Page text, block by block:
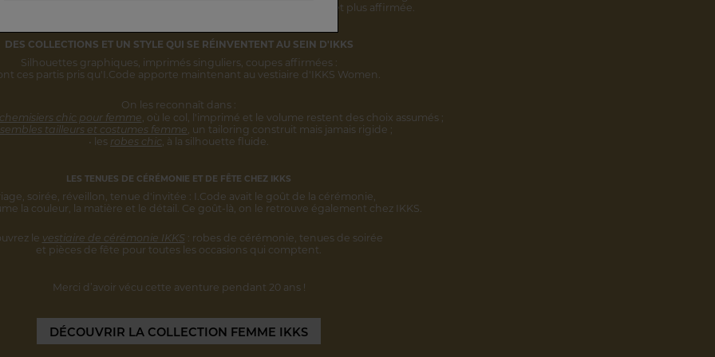
s'inscrivent désormais
et plus affirmée.
DES COLLECTIONS ET UN STYLE QUI SE RÉINVENTENT AU SEIN D'IKKS
Silhouettes graphiques, imprimés singuliers, coupes affirmées :
ces partis pris qu'I.Code apporte maintenant au vestiaire d'IKKS Women.
On les reconnaît dans :
chic pour femme, où le col, l'imprimé et le volume restent des choix assumés ;
tailleurs et costumes femme, un tailoring construit mais jamais rigide ;
• les robes chic, à la silhouette fluide.
LES TENUES DE CÉRÉMONIE ET DE FÊTE CHEZ IKKS
soirée, réveillon, tenue d'invitée : I.Code avait le goût de la cérémonie,
la couleur, la matière et le détail. Ce goût-là, on le retrouve également chez IKKS.
le vestiaire de cérémonie IKKS : robes de cérémonie, tenues de soirée
et pièces de fête pour toutes les occasions qui comptent.
Merci d’avoir vécu cette aventure pendant 20 ans !
DÉCOUVRIR LA COLLECTION FEMME IKKS